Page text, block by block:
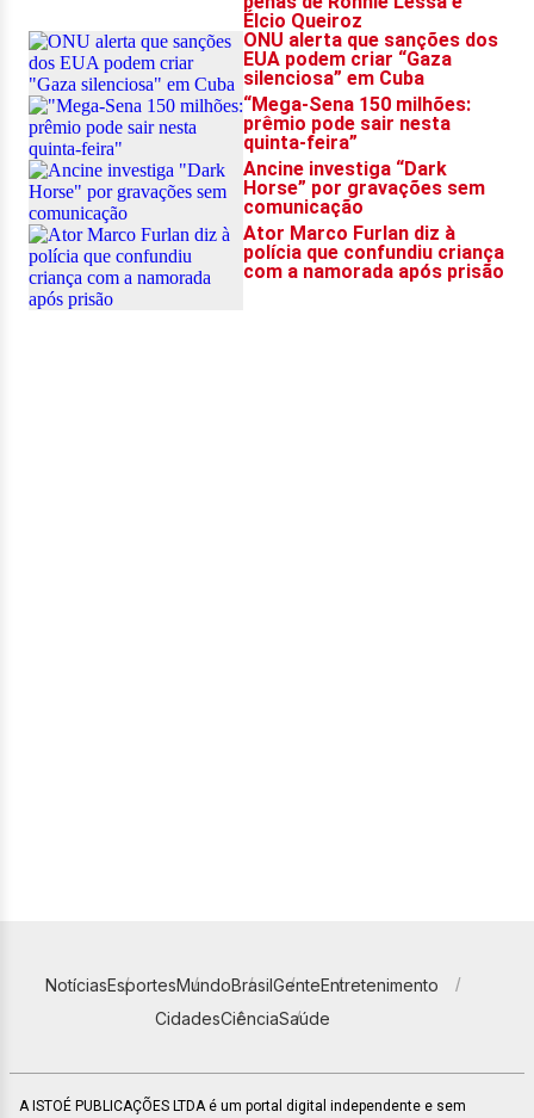
NotíciasEsportesMundoBrasilGenteEntretenimento
CidadesCiênciaSaúde
A ISTOÉ PUBLICAÇÕES LTDA é um portal digital independente e sem